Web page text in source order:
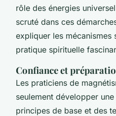
rôle des énergies
scruté dans ces
expliquer les mécanismes
pratique spirituelle
Confiance et
Les praticiens de
seulement développer
principes de base et des